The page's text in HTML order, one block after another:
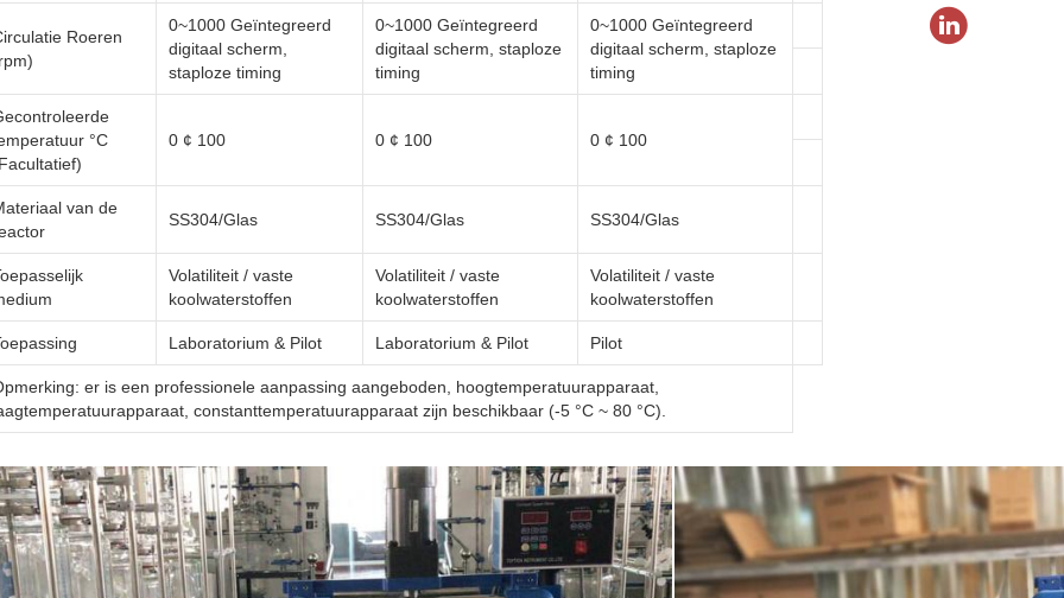
Roeren
0~1000 Geïntegreerd
digitaal scherm,
staploze timing
0~1000 Geïntegreerd
digitaal scherm, staploze
timing
0~1000 Geïntegreerd
digitaal scherm, staploze
timing
°C
0 ¢ 100 0 ¢ 100 0 ¢ 100
van de
SS304/Glas SS304/Glas SS304/Glas
Volatiliteit / vaste
koolwaterstoffen
Volatiliteit / vaste
koolwaterstoffen
Volatiliteit / vaste
koolwaterstoffen
Laboratorium & Pilot Laboratorium & Pilot Pilot
er is een professionele aanpassing aangeboden, hoogtemperatuurapparaat,
constanttemperatuurapparaat zijn beschikbaar (-5 °C ~ 80 °C).